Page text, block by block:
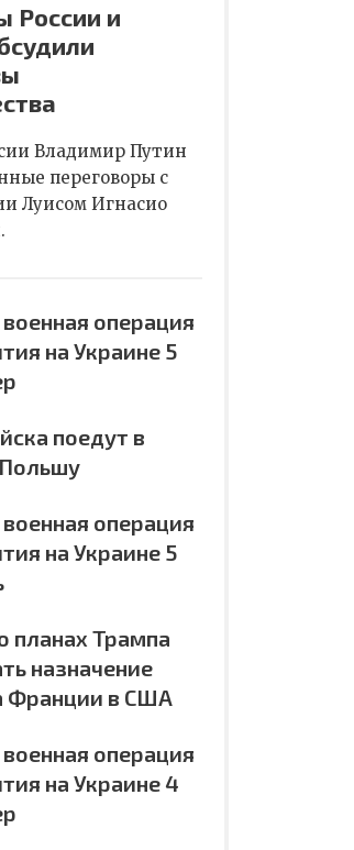
России и
Владимир Путин
переговоры с
Луисом Игнасио
операция
на Украине 5
поедут в
операция
на Украине 5
планах Трампа
назначение
Франции в США
операция
на Украине 4